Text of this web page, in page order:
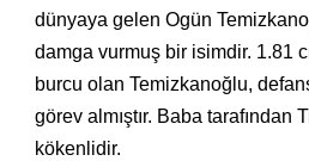
dünyaya gelen Ogün
damga vurmuş bir isimdir. 1.81
burcu olan Temizkanoğlu,
görev almıştır. Baba tarafından
kökenlidir.